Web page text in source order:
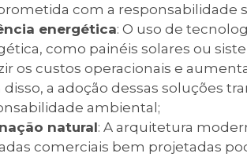
com a responsabilidade
energética: O uso de
como painéis solares ou
os custos operacionais e
disso, a adoção dessas soluções
ambiental;
natural: A arquitetura
comerciais bem projetadas